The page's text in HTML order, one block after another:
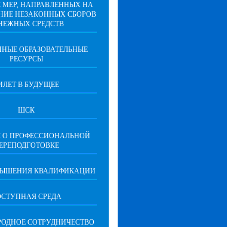
НАПРАВЛЕННЫХ НА
НЕЗАКОННЫХ СБОРОВ
СРЕДСТВ
ОБРАЗОВАТЕЛЬНЫЕ
РЕСУРСЫ
В БУДУЩЕЕ
ШСК
ПРОФЕССИОНАЛЬНОЙ
КВАЛИФИКАЦИИ
СРЕДА
СОТРУДНИЧЕСТВО